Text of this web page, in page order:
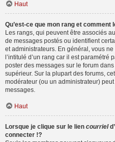
Haut
Qu’est-ce que mon rang et comment
Les rangs, qui peuvent être associés
de messages postés ou identifient
et administrateurs. En général, vous
l’intitulé d’un rang car il est paramétré
poster des messages sur le forum
supérieur. Sur la plupart des forums,
modérateur (ou un administrateur)
messages.
Haut
Lorsque je clique sur le lien courriel
connecter !?